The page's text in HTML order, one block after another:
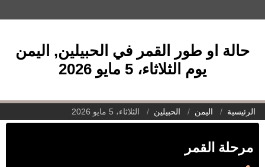
حالة او طور القمر في الحبيلين, اليمن
يوم الثلاثاء، 5 مايو 2026
الرئيسية اليمن الحبيلين الثلاثاء، 5 مايو 2026
مرحلة القمر